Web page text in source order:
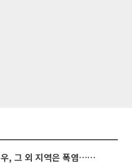
동해안은 시간당 80㎜ 폭우, 그 외 지역은 폭염…‘극과 극 날씨’